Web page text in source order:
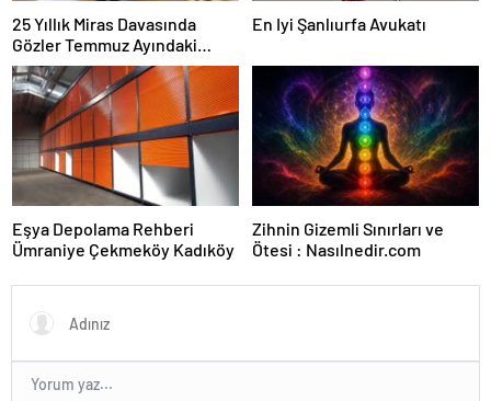
25 Yıllık Miras Davasında
Gözler Temmuz Ayındaki
Karar Duruşmasına Çevrildi
En Iyi Şanlıurfa Avukatı
Eşya Depolama Rehberi
Ümraniye Çekmeköy Kadıköy
Zihnin Gizemli Sınırları ve
Ötesi : Nasılnedir.com